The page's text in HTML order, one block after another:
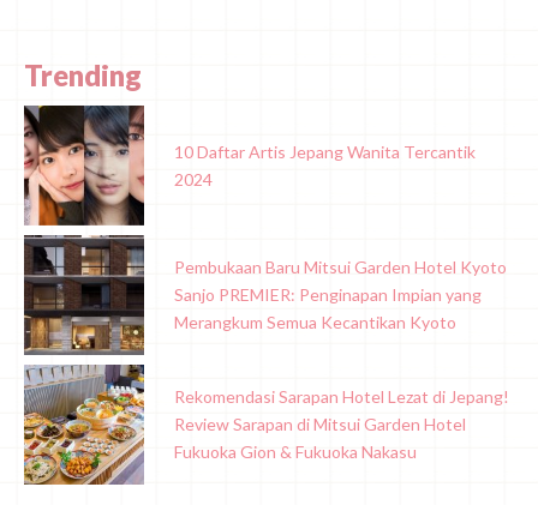
Trending
10 Daftar Artis Jepang Wanita Tercantik
2024
Pembukaan Baru Mitsui Garden Hotel Kyoto
Sanjo PREMIER: Penginapan Impian yang
Merangkum Semua Kecantikan Kyoto
Rekomendasi Sarapan Hotel Lezat di Jepang!
Review Sarapan di Mitsui Garden Hotel
Fukuoka Gion & Fukuoka Nakasu